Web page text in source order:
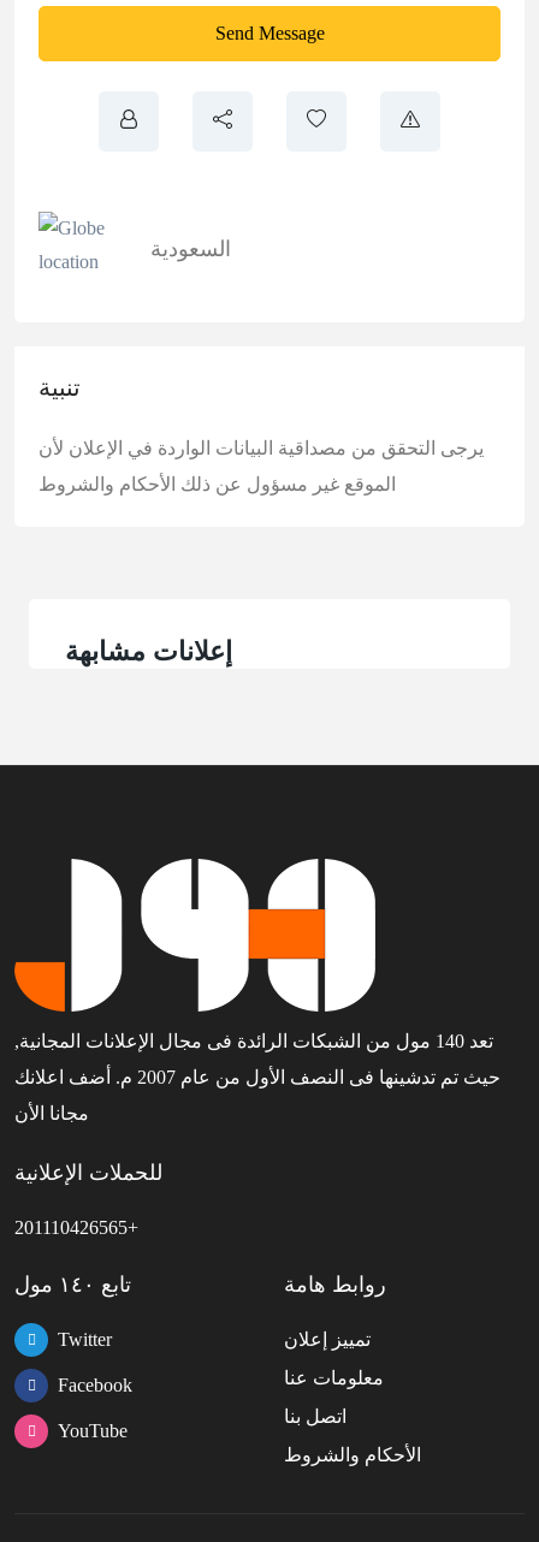
Send Message
السعودية
تنبية
يرجى التحقق من مصداقية البيانات الواردة في الإعلان لأن
الموقع غير مسؤول عن ذلك الأحكام والشروط
إعلانات مشابهة
تعد 140 مول من الشبكات الرائدة فى مجال الإعلانات المجانية,
حيث تم تدشينها فى النصف الأول من عام 2007 م. أضف اعلانك
مجانا الأن
للحملات الإعلانية
201110426565+
تابع ١٤٠ مول
Twitter
Facebook
YouTube
روابط هامة
تمييز إعلان
معلومات عنا
اتصل بنا
الأحكام والشروط